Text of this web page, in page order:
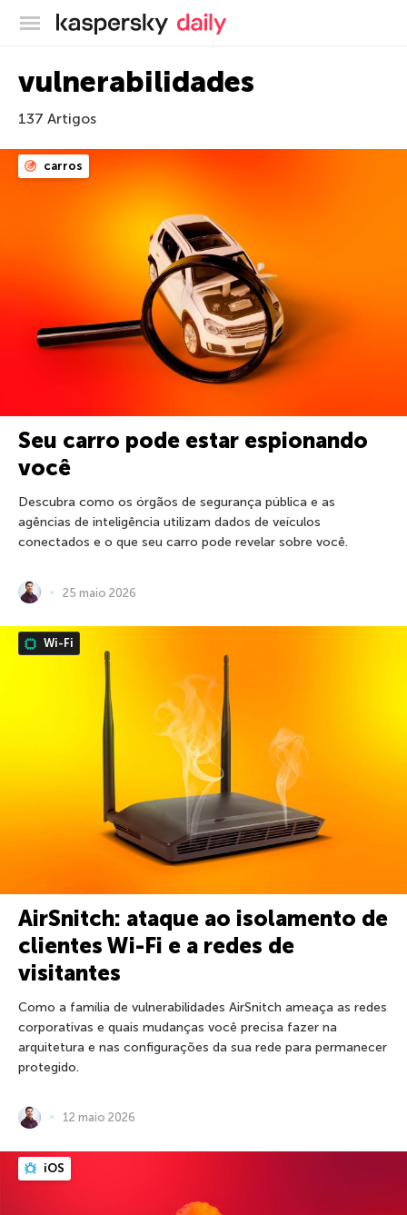
Blog oficial da Kaspersky
vulnerabilidades
137 Artigos
carros
Seu carro pode estar espionando
você
Descubra como os órgãos de segurança pública e as
agências de inteligência utilizam dados de veículos
conectados e o que seu carro pode revelar sobre você.
25 maio 2026
Wi-Fi
AirSnitch: ataque ao isolamento de
clientes Wi-Fi e a redes de
visitantes
Como a família de vulnerabilidades AirSnitch ameaça as redes
corporativas e quais mudanças você precisa fazer na
arquitetura e nas configurações da sua rede para permanecer
protegido.
12 maio 2026
iOS